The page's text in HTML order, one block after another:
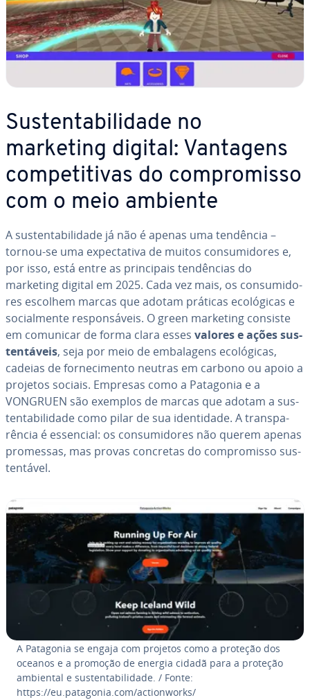
Sus­ten­ta­bi­li­dade no
marketing digital: Vantagens
com­pe­ti­ti­vas do com­pro­misso
com o meio ambiente
A sus­ten­ta­bi­li­dade já não é apenas uma tendência –
tornou-se uma ex­pec­ta­tiva de muitos con­su­mi­do­res e,
por isso, está entre as prin­ci­pais ten­dên­cias do
marketing digital em 2025. Cada vez mais, os con­su­mi­do­
res escolhem marcas que adotam práticas eco­ló­gi­cas e
so­ci­al­mente res­pon­sá­veis. O green marketing consiste
em comunicar de forma clara esses valores e ações sus­
ten­tá­veis, seja por meio de em­ba­la­gens eco­ló­gi­cas,
cadeias de for­ne­ci­mento neutras em carbono ou apoio a
projetos sociais. Empresas como a Patagonia e a
VONGRUEN são exemplos de marcas que adotam a sus­
ten­ta­bi­li­dade como pilar de sua iden­ti­dade. A trans­pa­
rên­cia é essencial: os con­su­mi­do­res não querem apenas
promessas, mas provas concretas do com­pro­misso sus­
ten­tá­vel.
A Patagonia se engaja com projetos como a proteção dos
oceanos e a promoção de energia cidadã para a proteção
ambiental e sus­ten­ta­bi­li­dade. / Fonte:
https://eu.patagonia.com/ac­ti­onworks/